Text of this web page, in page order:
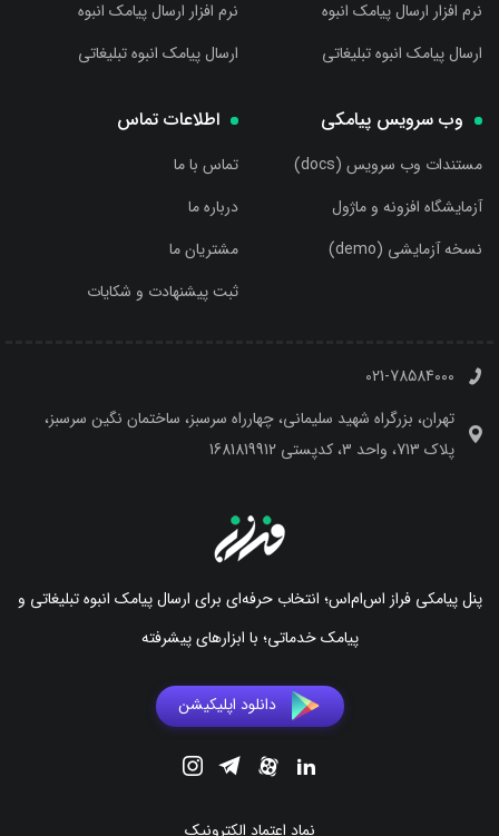
نرم افزار ارسال پیامک انبوه
ارسال پیامک انبوه تبلیغاتی
نرم افزار ارسال پیامک انبوه
ارسال پیامک انبوه تبلیغاتی
وب سرویس پیامکی
مستندات وب سرویس (docs)
آزمایشگاه افزونه و ماژول
نسخه آزمایشی (demo)
اطلاعات تماس
تماس با ما
درباره ما
مشتریان ما
ثبت پیشنهادت و شکایات
021-78584000
تهران، بزرگراه شهید سلیمانی، چهارراه سرسبز، ساختمان نگین سرسبز،
پلاک 713، واحد 3، کدپستی 1681819912
پنل پیامکی فراز اس‌ام‌اس؛ انتخاب حرفه‌ای برای ارسال پیامک انبوه تبلیغاتی و
پیامک خدماتی؛ با ابزارهای پیشرفته
دانلود اپلیکیشن
نماد اعتماد الکترونیک